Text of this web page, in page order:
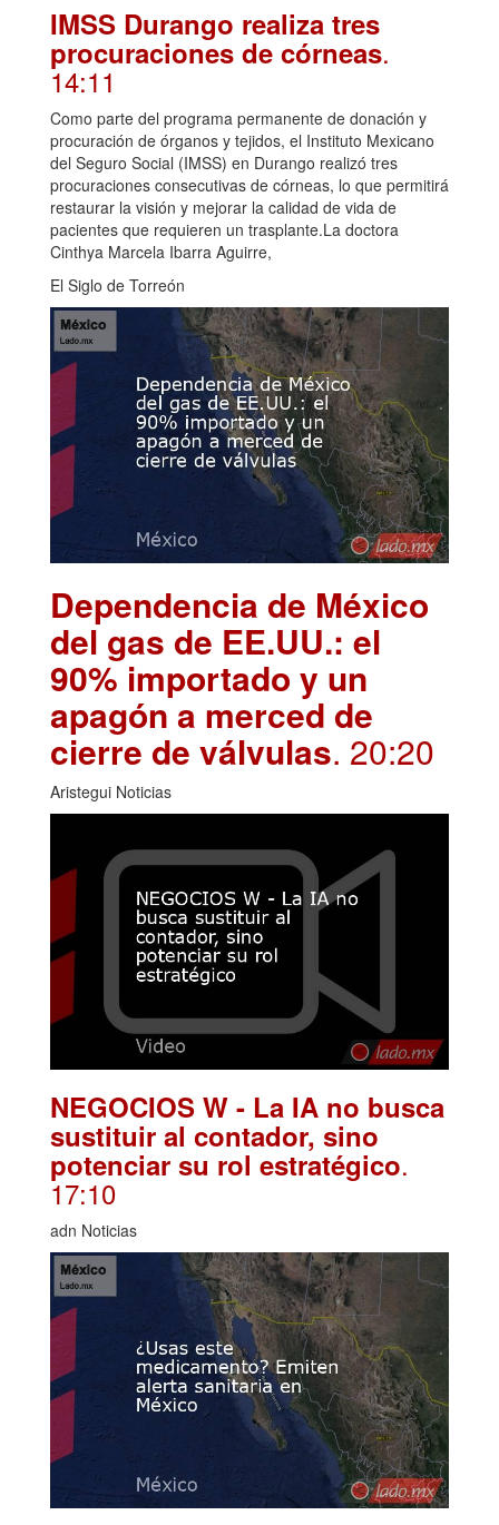
IMSS Durango realiza tres
procuraciones de córneas.
14:11
Como parte del programa permanente de donación y
procuración de órganos y tejidos, el Instituto Mexicano
del Seguro Social (IMSS) en Durango realizó tres
procuraciones consecutivas de córneas, lo que permitirá
restaurar la visión y mejorar la calidad de vida de
pacientes que requieren un trasplante.La doctora
Cinthya Marcela Ibarra Aguirre,
El Siglo de Torreón
Dependencia de México
del gas de EE.UU.: el
90% importado y un
apagón a merced de
cierre de válvulas. 20:20
Aristegui Noticias
NEGOCIOS W - La IA no busca
sustituir al contador, sino
potenciar su rol estratégico.
17:10
adn Noticias